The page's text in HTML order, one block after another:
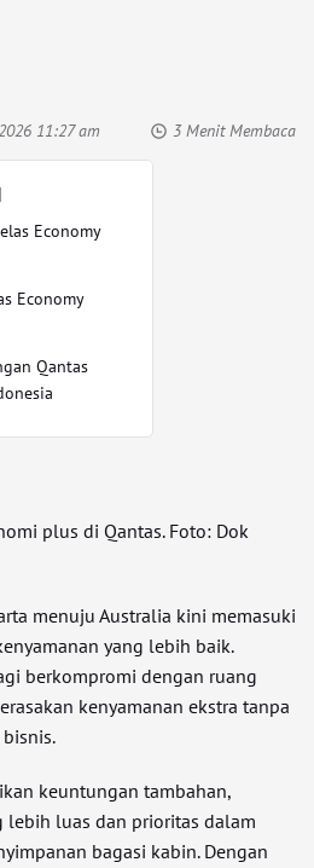
11:27 am 3 Menit Membaca
Economy
Economy
Qantas
plus di Qantas. Foto: Dok
menuju Australia kini memasuki
yang lebih baik.
berkompromi dengan ruang
kenyamanan ekstra tanpa
keuntungan tambahan,
lebih luas dan prioritas dalam
bagasi kabin. Dengan